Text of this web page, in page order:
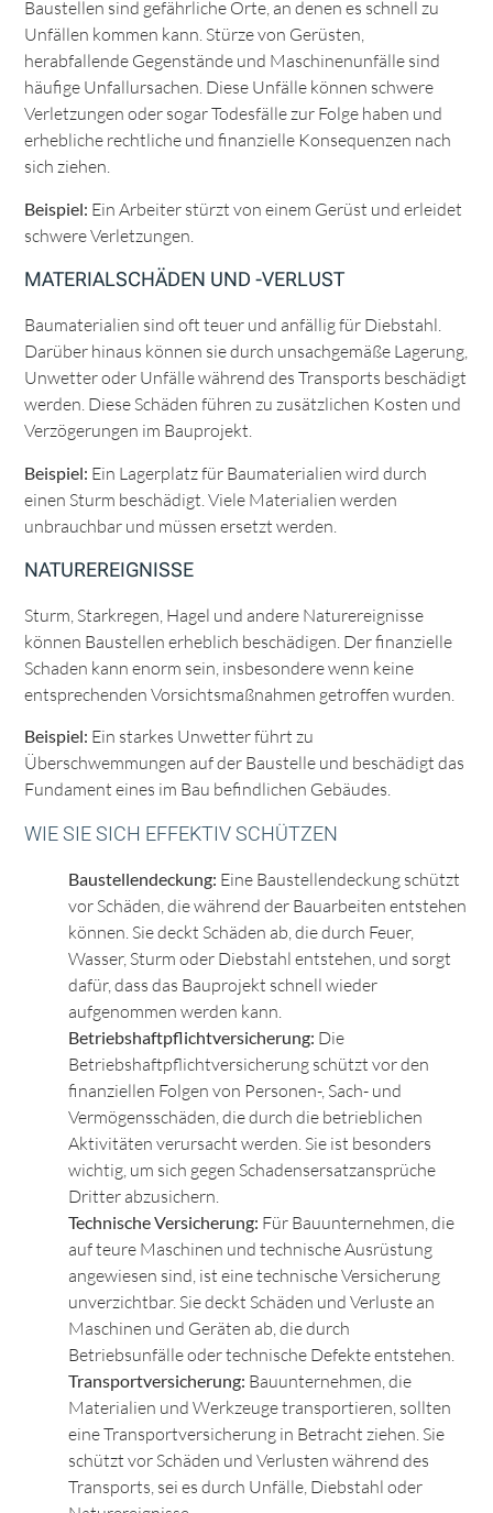
Baustellen sind gefährliche Orte, an denen es schnell zu
Unfällen kommen kann. Stürze von Gerüsten,
herabfallende Gegenstände und Maschinenunfälle sind
häufige Unfallursachen. Diese Unfälle können schwere
Verletzungen oder sogar Todesfälle zur Folge haben und
erhebliche rechtliche und finanzielle Konsequenzen nach
sich ziehen.
Beispiel: Ein Arbeiter stürzt von einem Gerüst und erleidet
schwere Verletzungen.
MATERIALSCHÄDEN UND -VERLUST
Baumaterialien sind oft teuer und anfällig für Diebstahl.
Darüber hinaus können sie durch unsachgemäße Lagerung,
Unwetter oder Unfälle während des Transports beschädigt
werden. Diese Schäden führen zu zusätzlichen Kosten und
Verzögerungen im Bauprojekt.
Beispiel: Ein Lagerplatz für Baumaterialien wird durch
einen Sturm beschädigt. Viele Materialien werden
unbrauchbar und müssen ersetzt werden.
NATUREREIGNISSE
Sturm, Starkregen, Hagel und andere Naturereignisse
können Baustellen erheblich beschädigen. Der finanzielle
Schaden kann enorm sein, insbesondere wenn keine
entsprechenden Vorsichtsmaßnahmen getroffen wurden.
Beispiel: Ein starkes Unwetter führt zu
Überschwemmungen auf der Baustelle und beschädigt das
Fundament eines im Bau befindlichen Gebäudes.
WIE SIE SICH EFFEKTIV SCHÜTZEN
Baustellendeckung: Eine Baustellendeckung schützt
vor Schäden, die während der Bauarbeiten entstehen
können. Sie deckt Schäden ab, die durch Feuer,
Wasser, Sturm oder Diebstahl entstehen, und sorgt
dafür, dass das Bauprojekt schnell wieder
aufgenommen werden kann.
Betriebshaftpflichtversicherung: Die
Betriebshaftpflichtversicherung schützt vor den
finanziellen Folgen von Personen-, Sach- und
Vermögensschäden, die durch die betrieblichen
Aktivitäten verursacht werden. Sie ist besonders
wichtig, um sich gegen Schadensersatzansprüche
Dritter abzusichern.
Technische Versicherung: Für Bauunternehmen, die
auf teure Maschinen und technische Ausrüstung
angewiesen sind, ist eine technische Versicherung
unverzichtbar. Sie deckt Schäden und Verluste an
Maschinen und Geräten ab, die durch
Betriebsunfälle oder technische Defekte entstehen.
Transportversicherung: Bauunternehmen, die
Materialien und Werkzeuge transportieren, sollten
eine Transportversicherung in Betracht ziehen. Sie
schützt vor Schäden und Verlusten während des
Transports, sei es durch Unfälle, Diebstahl oder